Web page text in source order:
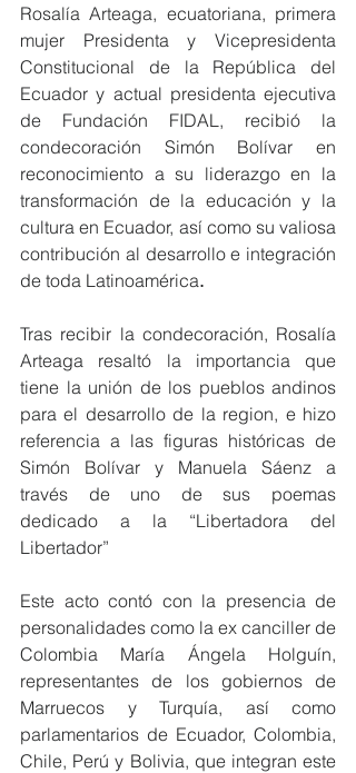
Rosalía Arteaga, ecuatoriana, primera
mujer Presidenta y Vicepresidenta
Constitucional de la República del
Ecuador y actual presidenta ejecutiva
de Fundación FIDAL, recibió la
condecoración Simón Bolívar en
reconocimiento a su liderazgo en la
transformación de la educación y la
cultura en Ecuador, así como su valiosa
contribución al desarrollo e integración
de toda Latinoamérica.
Tras recibir la condecoración, Rosalía
Arteaga resaltó la importancia que
tiene la unión de los pueblos andinos
para el desarrollo de la region, e hizo
referencia a las figuras históricas de
Simón Bolívar y Manuela Sáenz a
través de uno de sus poemas
dedicado a la “Libertadora del
Libertador”
Este acto contó con la presencia de
personalidades como la ex canciller de
Colombia María Ángela Holguín,
representantes de los gobiernos de
Marruecos y Turquía, así como
parlamentarios de Ecuador, Colombia,
Chile, Perú y Bolivia, que integran este